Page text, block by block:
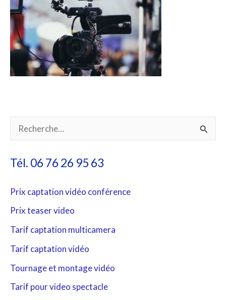
c
r
c
h
e
r
Tél. 06 76 26 95 63
Prix captation vidéo conférence
Prix teaser video
Tarif captation multicamera
Tarif captation vidéo
Tournage et montage vidéo
Tarif pour video spectacle